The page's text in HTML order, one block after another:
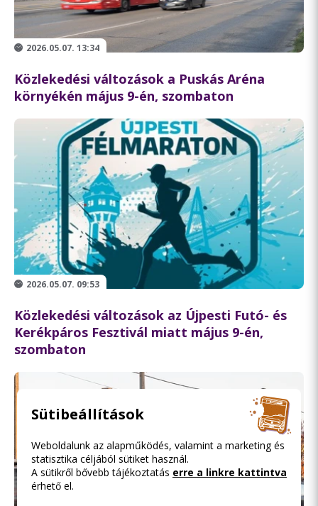
2026.05.07. 13:34
Közlekedési változások a Puskás Aréna
környékén május 9-én, szombaton
2026.05.07. 09:53
Közlekedési változások az Újpesti Futó- és
Kerékpáros Fesztivál miatt május 9-én,
szombaton
Sütibeállítások
Weboldalunk az alapműködés, valamint a marketing és
statisztika céljából sütiket használ.
A sütikről bővebb tájékoztatás erre a linkre kattintva
érhető el.